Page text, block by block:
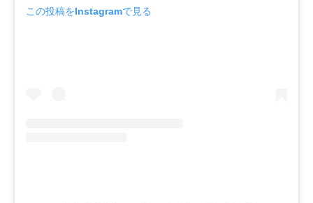
この投稿をInstagramで見る